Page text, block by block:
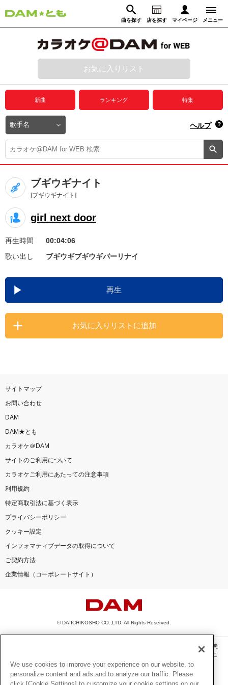
曲を探す 店を探す マイページ メニュー
動画からさがす 録音からさがす
ログイン
プレミアムサービス
DAM★とも動画
DAM★とも録音
カラオケ＠DAM
ユーザー検索
キャンペーン
お知らせ よくあるご質問
DAMの新曲・ランキングなど
カラオケ最新情報をチェック！
お気に入りリスト
新曲 ランキング 特集
ヘルプ
ブギウギナイト
[ブギウギナイト]
girl next door
再生時間
00:04:06
歌い出し
ブギウギブギウギパーリナイ
再生
お気に入りリストに追加
サイトマップ
お問い合わせ
DAM
DAM★とも
カラオケ＠DAM
サイトのご利用について
カラオケご利用にあたっての注意事項
利用規約
特定商取引法に基づく表示
プライバシーポリシー
クッキー設定
インフォマティブデータの取得について
ご契約方法
企業情報（コーポレートサイト）
© DAIICHIKOSHO CO.,LTD. All Rights Reserved.
このサイトに掲載されている一切の文章・画像・写真・動画・音声等を、手段や形態
を問わず、著作権法の定める範囲を超えて無断で複製、転載、ファイル化などするこ
とを禁じます。
楽曲及びコンテンツは、機種によりご利用いただけない場合があります。
We use cookies to improve your experience on our website, to
personalize content and ads and to analyze our traffic. Please